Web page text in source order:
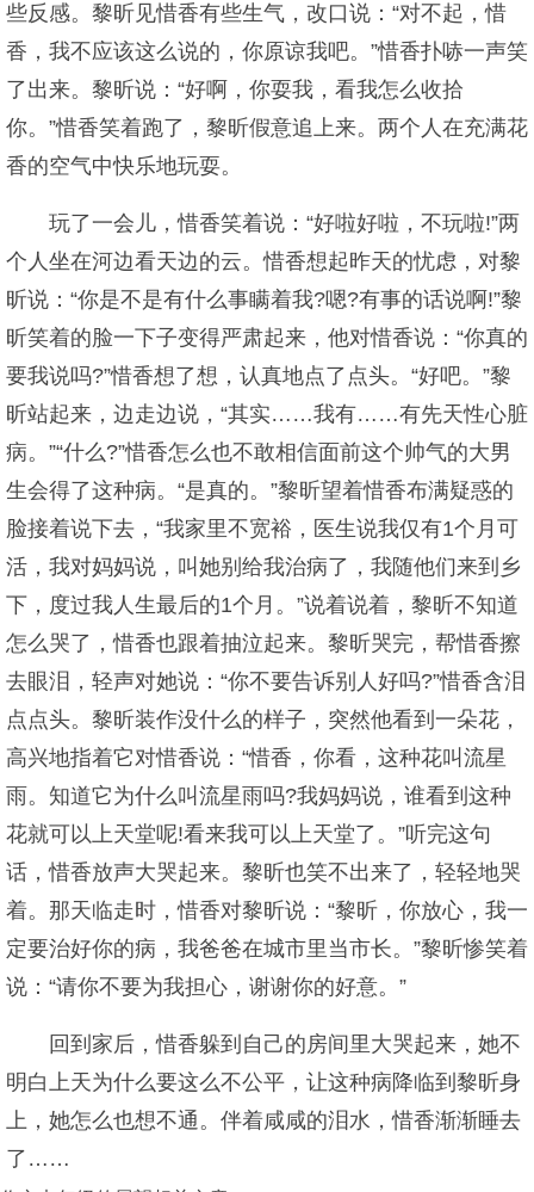
些反感。黎昕见惜香有些生气，改口说：“对不起，惜
香，我不应该这么说的，你原谅我吧。”惜香扑哧一声笑
了出来。黎昕说：“好啊，你耍我，看我怎么收拾
你。”惜香笑着跑了，黎昕假意追上来。两个人在充满花
香的空气中快乐地玩耍。
玩了一会儿，惜香笑着说：“好啦好啦，不玩啦!”两
个人坐在河边看天边的云。惜香想起昨天的忧虑，对黎
昕说：“你是不是有什么事瞒着我?嗯?有事的话说啊!”黎
昕笑着的脸一下子变得严肃起来，他对惜香说：“你真的
要我说吗?”惜香想了想，认真地点了点头。“好吧。”黎
昕站起来，边走边说，“其实……我有……有先天性心脏
病。”“什么?”惜香怎么也不敢相信面前这个帅气的大男
生会得了这种病。“是真的。”黎昕望着惜香布满疑惑的
脸接着说下去，“我家里不宽裕，医生说我仅有1个月可
活，我对妈妈说，叫她别给我治病了，我随他们来到乡
下，度过我人生最后的1个月。”说着说着，黎昕不知道
怎么哭了，惜香也跟着抽泣起来。黎昕哭完，帮惜香擦
去眼泪，轻声对她说：“你不要告诉别人好吗?”惜香含泪
点点头。黎昕装作没什么的样子，突然他看到一朵花，
高兴地指着它对惜香说：“惜香，你看，这种花叫流星
雨。知道它为什么叫流星雨吗?我妈妈说，谁看到这种
花就可以上天堂呢!看来我可以上天堂了。”听完这句
话，惜香放声大哭起来。黎昕也笑不出来了，轻轻地哭
着。那天临走时，惜香对黎昕说：“黎昕，你放心，我一
定要治好你的病，我爸爸在城市里当市长。”黎昕惨笑着
说：“请你不要为我担心，谢谢你的好意。”
回到家后，惜香躲到自己的房间里大哭起来，她不
明白上天为什么要这么不公平，让这种病降临到黎昕身
上，她怎么也想不通。伴着咸咸的泪水，惜香渐渐睡去
了……